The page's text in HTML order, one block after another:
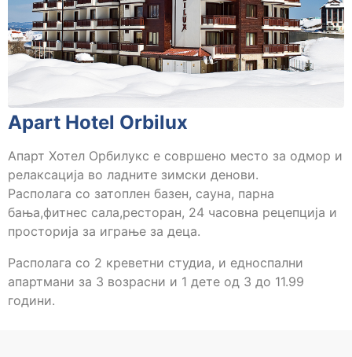
Apart Hotel Orbilux
Апарт Хотел Орбилукс е совршено место за одмор и
релаксација во ладните зимски денови.
Располага со затоплен базен, сауна, парна
бања,фитнес сала,ресторан, 24 часовна рецепција и
просторија за играње за деца.
Располага со 2 креветни студиа, и едноспални
апартмани за 3 возрасни и 1 дете од 3 до 11.99
години.